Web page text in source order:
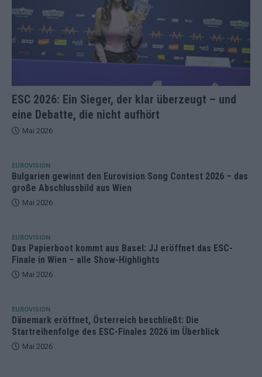
ESC 2026: Ein Sieger, der klar überzeugt – und
eine Debatte, die nicht aufhört
Mai 2026
EUROVISION
Bulgarien gewinnt den Eurovision Song Contest 2026 – das
große Abschlussbild aus Wien
Mai 2026
EUROVISION
Das Papierboot kommt aus Basel: JJ eröffnet das ESC-
Finale in Wien – alle Show-Highlights
Mai 2026
EUROVISION
Dänemark eröffnet, Österreich beschließt: Die
Startreihenfolge des ESC-Finales 2026 im Überblick
Mai 2026